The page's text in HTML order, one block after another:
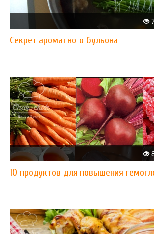
Секрет ароматного бульона
10 продуктов для повышения